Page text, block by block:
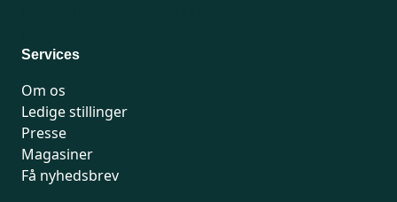
Services
Om os
Ledige stillinger
Presse
Magasiner
Få nyhedsbrev